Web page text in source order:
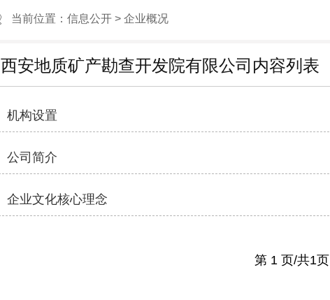
当前位置：信息公开 > 企业概况
西安地质矿产勘查开发院有限公司内容列表
机构设置
公司简介
企业文化核心理念
第 1 页/共1页